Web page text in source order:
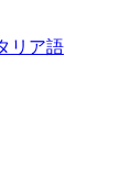
リア語